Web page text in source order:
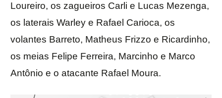
Loureiro, os zagueiros Carli e Lucas Mezenga,
os laterais Warley e Rafael Carioca, os
volantes Barreto, Matheus Frizzo e Ricardinho,
os meias Felipe Ferreira, Marcinho e Marco
Antônio e o atacante Rafael Moura.